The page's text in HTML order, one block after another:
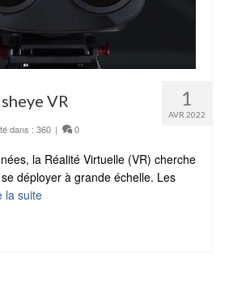
1
AVR 2022
VR
dans : 360 | 0
la Réalité Virtuelle (VR) cherche
déployer à grande échelle. Les
la suite